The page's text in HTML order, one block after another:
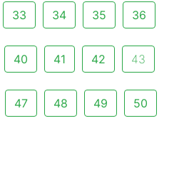
33 34 35 36
40 41 42 43
47 48 49 50